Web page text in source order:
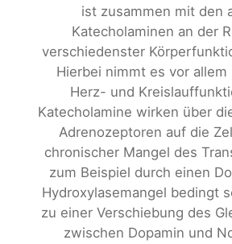
ist zusammen mit den
Katecholaminen an der
verschiedenster
Hierbei nimmt es vor allem
Herz- und
Katecholamine wirken über
Adrenozeptoren auf die
chronischer Mangel des
zum Beispiel durch einen
Hydroxylasemangel bedingt
zu einer Verschiebung des
zwischen Dopamin und